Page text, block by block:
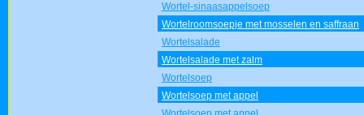
Wortel-sinaasappelsoep
Wortelroomsoepje met mosselen en saffraan
Wortelsalade
Wortelsalade met zalm
Wortelsoep
Wortelsoep met appel